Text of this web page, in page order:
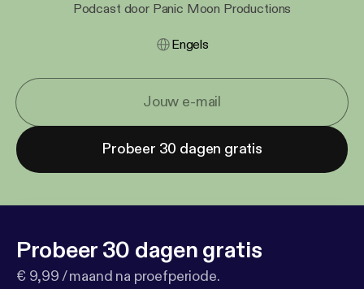
Podcast door Panic Moon Productions
Engels
Probeer 30 dagen gratis
Probeer 30 dagen gratis
€ 9,99 / maand na proefperiode.